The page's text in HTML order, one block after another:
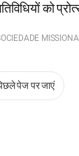
को
पेज पर जाएं